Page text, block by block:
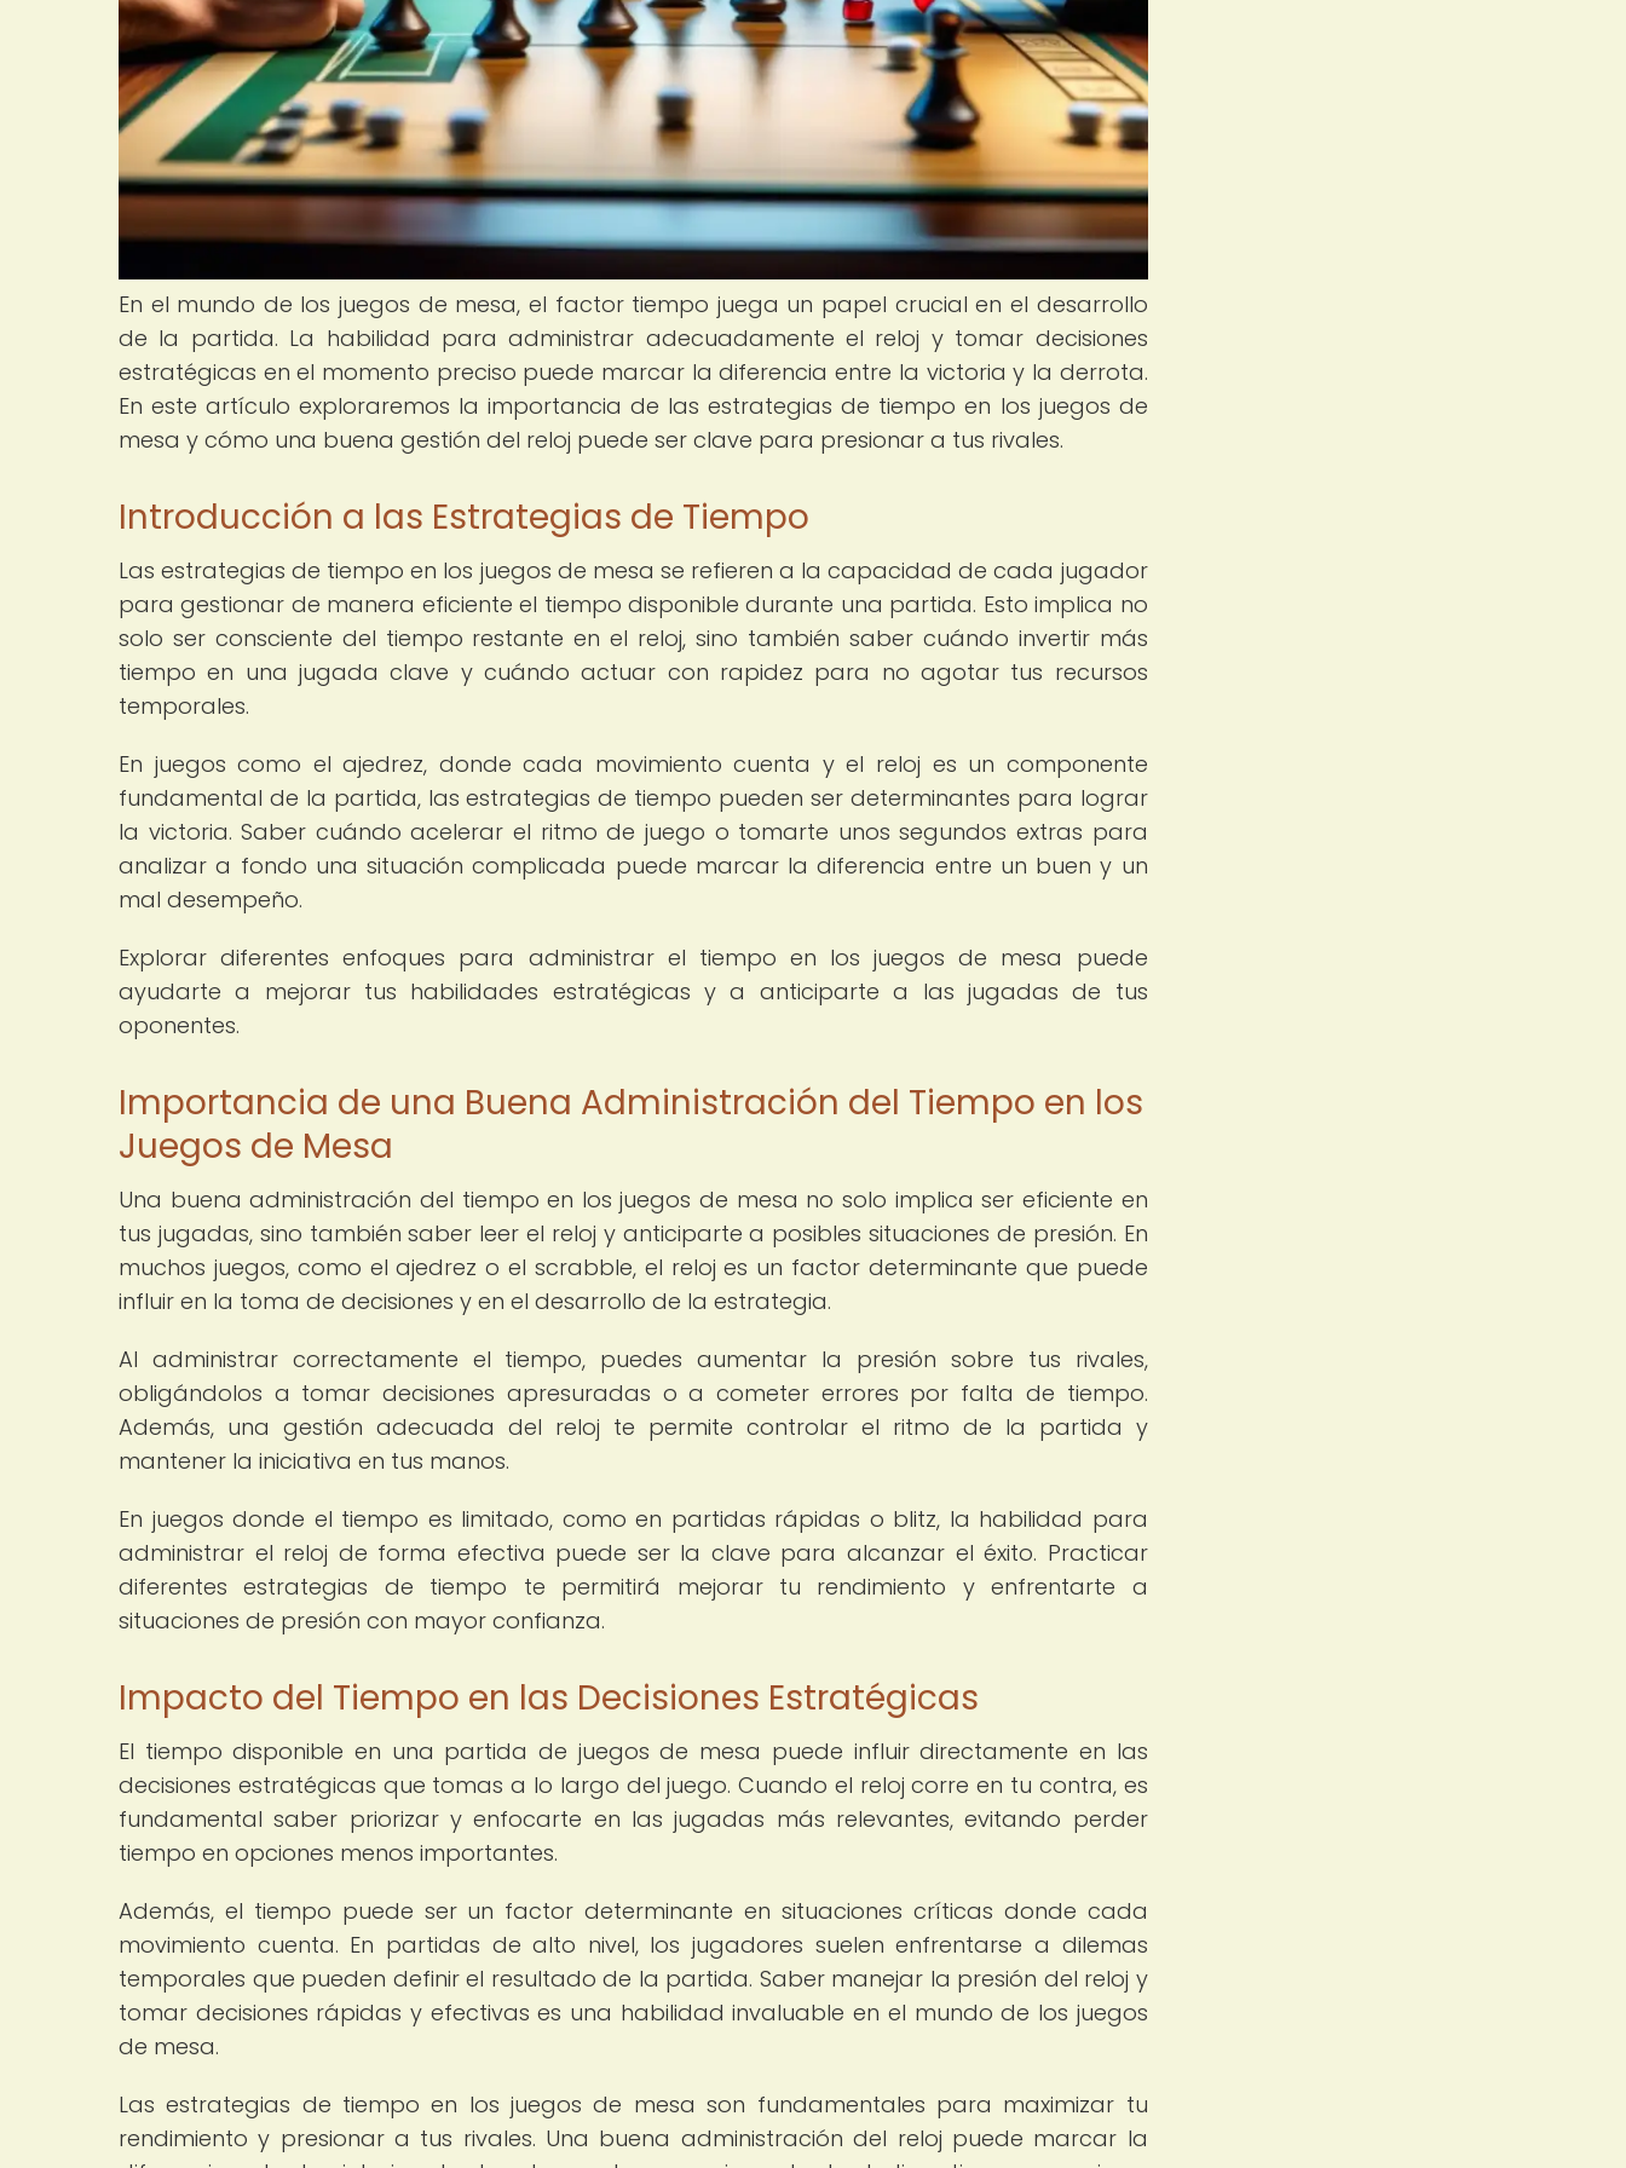
En el mundo de los juegos de mesa, el factor tiempo juega un papel crucial en el desarrollo
de la partida. La habilidad para administrar adecuadamente el reloj y tomar decisiones
estratégicas en el momento preciso puede marcar la diferencia entre la victoria y la derrota.
En este artículo exploraremos la importancia de las estrategias de tiempo en los juegos de
mesa y cómo una buena gestión del reloj puede ser clave para presionar a tus rivales.
Introducción a las Estrategias de Tiempo
Las estrategias de tiempo en los juegos de mesa se refieren a la capacidad de cada jugador
para gestionar de manera eficiente el tiempo disponible durante una partida. Esto implica no
solo ser consciente del tiempo restante en el reloj, sino también saber cuándo invertir más
tiempo en una jugada clave y cuándo actuar con rapidez para no agotar tus recursos
temporales.
En juegos como el ajedrez, donde cada movimiento cuenta y el reloj es un componente
fundamental de la partida, las estrategias de tiempo pueden ser determinantes para lograr
la victoria. Saber cuándo acelerar el ritmo de juego o tomarte unos segundos extras para
analizar a fondo una situación complicada puede marcar la diferencia entre un buen y un
mal desempeño.
Explorar diferentes enfoques para administrar el tiempo en los juegos de mesa puede
ayudarte a mejorar tus habilidades estratégicas y a anticiparte a las jugadas de tus
oponentes.
Importancia de una Buena Administración del Tiempo en los
Juegos de Mesa
Una buena administración del tiempo en los juegos de mesa no solo implica ser eficiente en
tus jugadas, sino también saber leer el reloj y anticiparte a posibles situaciones de presión. En
muchos juegos, como el ajedrez o el scrabble, el reloj es un factor determinante que puede
influir en la toma de decisiones y en el desarrollo de la estrategia.
Al administrar correctamente el tiempo, puedes aumentar la presión sobre tus rivales,
obligándolos a tomar decisiones apresuradas o a cometer errores por falta de tiempo.
Además, una gestión adecuada del reloj te permite controlar el ritmo de la partida y
mantener la iniciativa en tus manos.
En juegos donde el tiempo es limitado, como en partidas rápidas o blitz, la habilidad para
administrar el reloj de forma efectiva puede ser la clave para alcanzar el éxito. Practicar
diferentes estrategias de tiempo te permitirá mejorar tu rendimiento y enfrentarte a
situaciones de presión con mayor confianza.
Impacto del Tiempo en las Decisiones Estratégicas
El tiempo disponible en una partida de juegos de mesa puede influir directamente en las
decisiones estratégicas que tomas a lo largo del juego. Cuando el reloj corre en tu contra, es
fundamental saber priorizar y enfocarte en las jugadas más relevantes, evitando perder
tiempo en opciones menos importantes.
Además, el tiempo puede ser un factor determinante en situaciones críticas donde cada
movimiento cuenta. En partidas de alto nivel, los jugadores suelen enfrentarse a dilemas
temporales que pueden definir el resultado de la partida. Saber manejar la presión del reloj y
tomar decisiones rápidas y efectivas es una habilidad invaluable en el mundo de los juegos
de mesa.
Las estrategias de tiempo en los juegos de mesa son fundamentales para maximizar tu
rendimiento y presionar a tus rivales. Una buena administración del reloj puede marcar la